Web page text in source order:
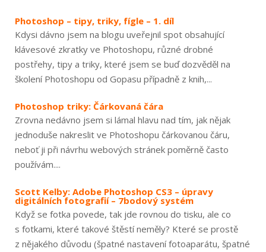
Photoshop – tipy, triky, fígle – 1. díl
Kdysi dávno jsem na blogu uveřejnil spot obsahující
klávesové zkratky ve Photoshopu, různé drobné
postřehy, tipy a triky, které jsem se buď dozvěděl na
školení Photoshopu od Gopasu případně z knih,...
Photoshop triky: Čárkovaná čára
Zrovna nedávno jsem si lámal hlavu nad tím, jak nějak
jednoduše nakreslit ve Photoshopu čárkovanou čáru,
neboť ji při návrhu webových stránek poměrně často
používám....
Scott Kelby: Adobe Photoshop CS3 – úpravy
digitálních fotografií – 7bodový systém
Když se fotka povede, tak jde rovnou do tisku, ale co
s fotkami, které takové štěstí neměly? Které se prostě
z nějakého důvodu (špatné nastavení fotoaparátu, špatné